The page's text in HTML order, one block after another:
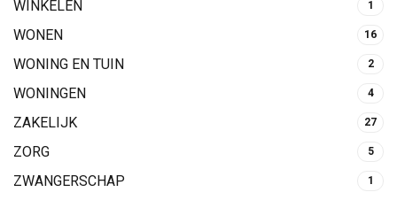
WINKELEN 1
WONEN 16
WONING EN TUIN 2
WONINGEN 4
ZAKELIJK 27
ZORG 5
ZWANGERSCHAP 1